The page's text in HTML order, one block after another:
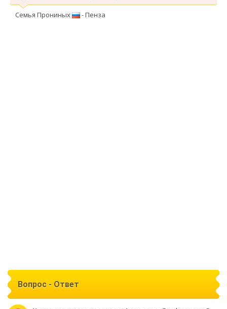
Семья Прониных - Пенза
Вопрос - Ответ